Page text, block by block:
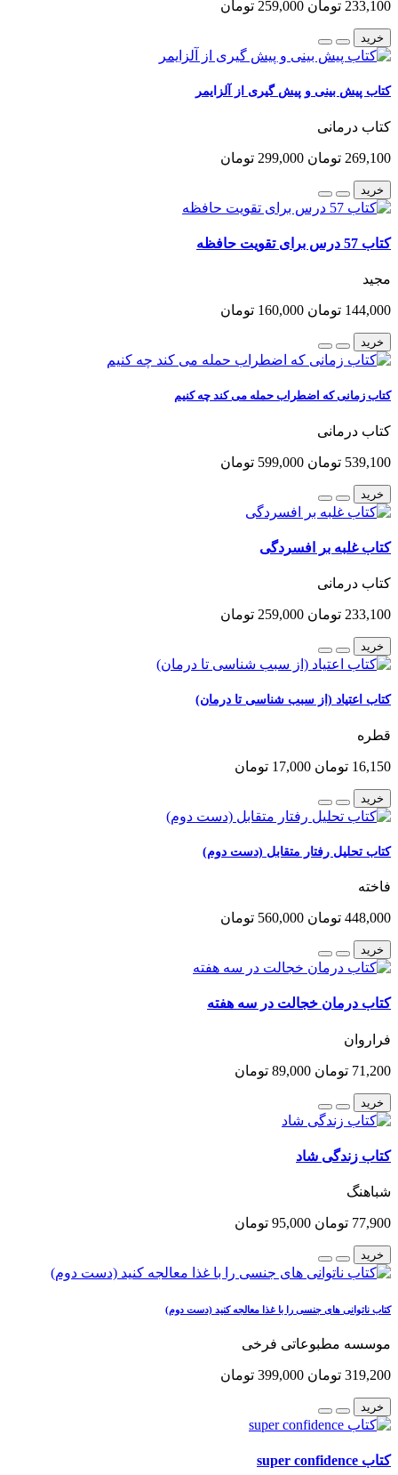
233,100 تومان 259,000 تومان
خرید
کتاب پیش بینی و پیش گیری از آلزایمر
کتاب درمانی
269,100 تومان 299,000 تومان
خرید
کتاب 57 درس برای تقویت حافظه
مجید
144,000 تومان 160,000 تومان
خرید
کتاب زمانی که اضطراب حمله می کند چه کنیم
کتاب درمانی
539,100 تومان 599,000 تومان
خرید
کتاب غلبه بر افسردگی
کتاب درمانی
233,100 تومان 259,000 تومان
خرید
کتاب اعتیاد (از سبب شناسی تا درمان)
قطره
16,150 تومان 17,000 تومان
خرید
کتاب تحلیل رفتار متقابل (دست دوم)
فاخته
448,000 تومان 560,000 تومان
خرید
کتاب درمان خجالت در سه هفته
فراروان
71,200 تومان 89,000 تومان
خرید
کتاب زندگی شاد
شباهنگ
77,900 تومان 95,000 تومان
خرید
کتاب ناتوانی های جنسی را با غذا معالجه کنید (دست دوم)
موسسه مطبوعاتی فرخی
319,200 تومان 399,000 تومان
خرید
کتاب super confidence